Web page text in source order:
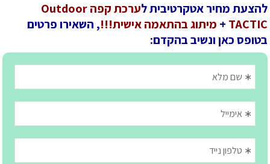
להצעת מחיר אטקרטיבית ל
ערכת קפה Outdoor
TACTIC
+ מיתוג בהתאמה אישית!!!, השאירו פרטים
בטופס כאן ונשיב בהקדם: